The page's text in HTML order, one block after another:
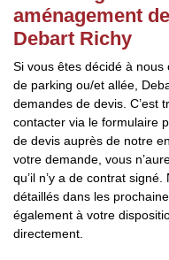
aménagement
Debart Richy
Si vous êtes décidé à nous
de parking ou/et allée,
demandes de devis. C’est
contacter via le formulaire
de devis auprès de notre
votre demande, vous
qu’il n’y a de contrat
détaillés dans les
également à votre
directement.